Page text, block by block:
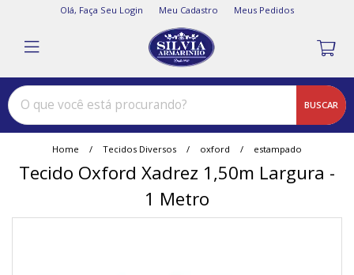
Meu Cadastro Meus Pedidos
Olá, Faça Seu Login
BUSCAR
Home Tecidos Diversos oxford estampado
Tecido Oxford Xadrez 1,50m Largura -
1 Metro